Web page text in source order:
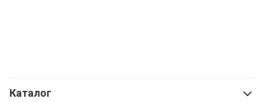
Каталог